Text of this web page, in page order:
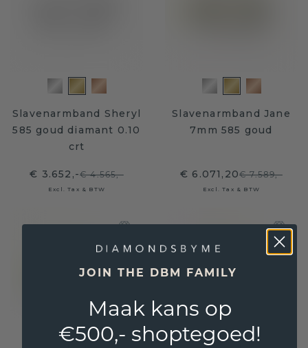
Slavenarmband Sheryl
585 goud diamant 0.10
crt
€ 3.652,-€ 4.565,-
Excl. Tax & BTW
Slavenarmband Jane
7mm 585 goud
€ 6.071,20€ 7.589,-
Excl. Tax & BTW
JOIN THE DBM FAMILY
Maak kans op
€500,- shoptegoed!